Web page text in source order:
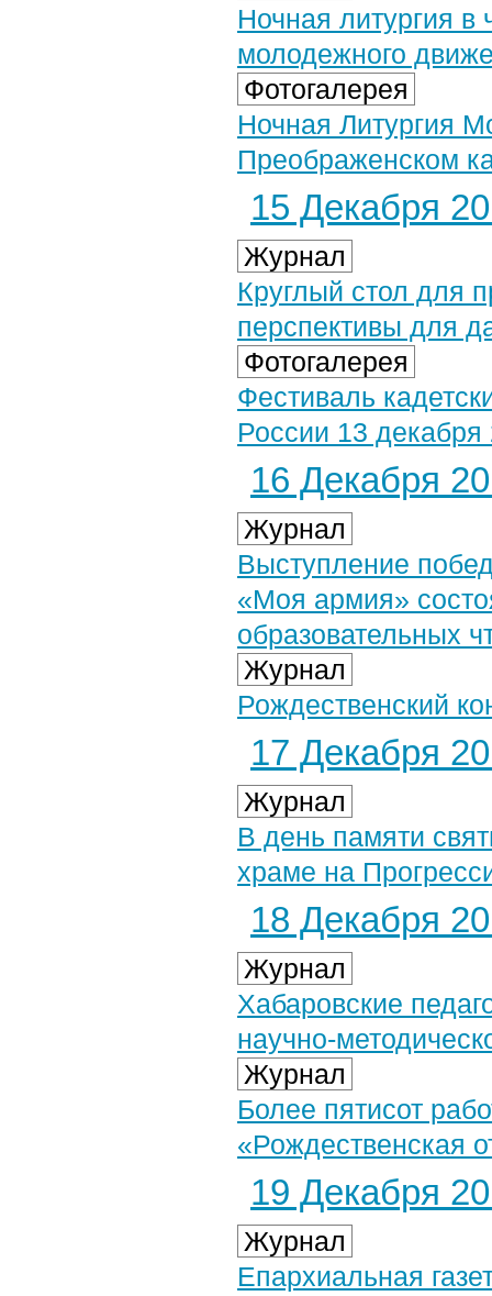
Ночная литургия в
молодежного
Фотогалерея
Ночная Литургия
Преображенском
15 Декабря
Журнал
Круглый стол для
перспективы для
Фотогалерея
Фестиваль
России 13 декабря
16 Декабря
Журнал
Выступление
«Моя армия»
образовательных
Журнал
Рождественский
17 Декабря
Журнал
В день памяти
храме на
18 Декабря
Журнал
Хабаровские
научно-
Журнал
Более пятисот
«Рождественская
19 Декабря
Журнал
Епархиальная